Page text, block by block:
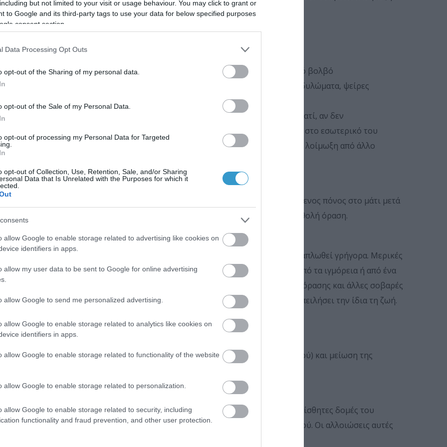
but not limited to your visit or usage behaviour. You may click to grant or
to Google and its third-party tags to use your data for below specified purposes
consent section.
Data Processing Opt Outs
opt-out of the Sharing of my personal data.
opt-out of the Sale of my Personal Data.
opt-out of processing my Personal Data for Targeted
opt-out of Collection, Use, Retention, Sale, and/or Sharing
Data that Is Unrelated with the Purposes for which it
allow Google to enable storage related to advertising like cookies on
identifiers in apps.
allow my user data to be sent to Google for online advertising
allow Google to send me personalized advertising.
allow Google to enable storage related to analytics like cookies on
identifiers in apps.
allow Google to enable storage related to functionality of the website
allow Google to enable storage related to personalization.
allow Google to enable storage related to security, including
functionality and fraud prevention, and other user protection.
χιτώνα του ματιού, που μπορεί να οδηγήσει σε έλκος (πληγή) σε αυτόν
του ματιού.
λοίμωξη των ιστών που βρίσκονται πίσω και γύρω από τον οφθαλμικό βολβό
μεταδιδόμενα νοσήματα (έρπης, σύφιλη, βλεννόρροια, οξυτενή κονδυλώματα, ψείρες
λοιμώξεις των ιστών ή των υγρών των ματιών. Είναι επείγον
περιστατικό γιατί, αν δεν
τύφλωση. Μπορεί να είναι εξωγενής ή ενδογενής. Στην εξωγενή εισβάλλουν στο εσωτερικό του
έγχυση στο μάτι ή τραυματισμό. Στην ενδογενή, εξαπλώνεται στο μάτι μία λοίμωξη από άλλο
ο κ. Κανελλόπουλος.
πρέπει να οδηγούν αμέσως τους πάσχοντες στον γιατρό είναι επιδεινούμενος πόνος στο μάτι μετά
ή κίτρινο πύον ή έκκριμα, οίδημα (πρήξιμο) των βλεφάρων και μειωμένη ή θολή όραση.
επώδυνη λοίμωξη που προκαλείται από βακτήρια ή μύκητες και μπορεί να εξαπλωθεί γρήγορα. Μερικές
ή οφείλεται σε εξάπλωση βακτηρίων από άλλες περιοχές του σώματος (π.χ. από τα ιγμόρεια ή από ένα
και σωστά μπορεί να εξελιχθεί γρήγορα και να οδηγήσει σε απώλεια της όρασης και άλλες σοβαρές
μέσα στο μάτι (πίσω από το διάφραγμα του οφθαλμικού κόγχου) μπορεί να απειλήσει την ίδια τη ζωή.
στο νοσοκομείο για να αντιμετωπιστεί.
τον κερατοειδή χιτώνα, οδηγώντας σε ίνωση (ανάπτυξη ουλώδους ιστού) και μείωση της
μπορεί να βλάψουν τον κερατοειδή, τον αμφιβληστροειδή ή άλλες ευαίσθητες δομές του
που αναπτύσσεται προκαλεί ιστικές βλάβες και ανάπτυξη ουλώδους ιστού. Οι αλλοιώσεις αυτές
ή και πλήρη απώλεια της όρασης», υπογραμμίζει ο κ. Κανελλόπουλος.